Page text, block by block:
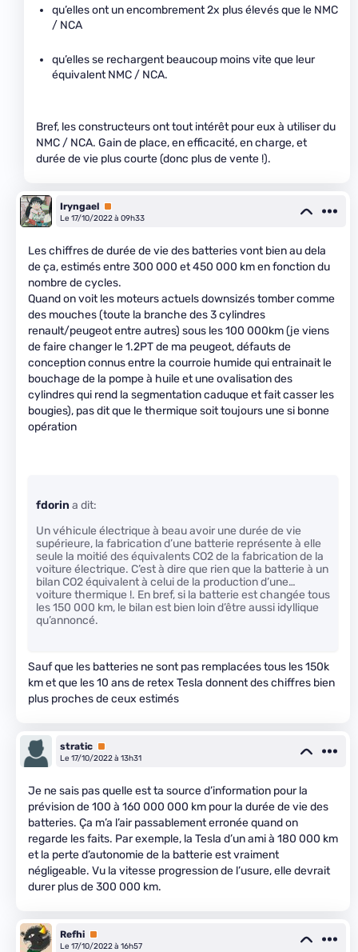
qu’elles ont un encombrement 2x plus élevés que le NMC
/ NCA
qu’elles se rechargent beaucoup moins vite que leur
équivalent NMC / NCA.
Bref, les constructeurs ont tout intérêt pour eux à utiliser du
NMC / NCA. Gain de place, en efficacité, en charge, et
durée de vie plus courte (donc plus de vente !).
Iryngael Premium
Le 17/10/2022 à 09h33
Les chiffres de durée de vie des batteries vont bien au dela
de ça, estimés entre 300 000 et 450 000 km en fonction du
nombre de cycles.
Quand on voit les moteurs actuels downsizés tomber comme
des mouches (toute la branche des 3 cylindres
renault/peugeot entre autres) sous les 100 000km (je viens
de faire changer le 1.2PT de ma peugeot, défauts de
conception connus entre la courroie humide qui entrainait le
bouchage de la pompe à huile et une ovalisation des
cylindres qui rend la segmentation caduque et fait casser les
bougies), pas dit que le thermique soit toujours une si bonne
opération
fdorin a dit:
Un véhicule électrique à beau avoir une durée de vie
supérieure, la fabrication d’une batterie représente à elle
seule la moitié des équivalents CO2 de la fabrication de la
voiture électrique. C’est à dire que rien que la batterie à un
bilan CO2 équivalent à celui de la production d’une…
voiture thermique !. En bref, si la batterie est changée tous
les 150 000 km, le bilan est bien loin d’être aussi idyllique
qu’annoncé.
Sauf que les batteries ne sont pas remplacées tous les 150k
km et que les 10 ans de retex Tesla donnent des chiffres bien
plus proches de ceux estimés
stratic Premium
Le 17/10/2022 à 13h31
Je ne sais pas quelle est ta source d’information pour la
prévision de 100 à 160 000 000 km pour la durée de vie des
batteries. Ça m’a l’air passablement erronée quand on
regarde les faits. Par exemple, la Tesla d’un ami à 180 000 km
et la perte d’autonomie de la batterie est vraiment
négligeable. Vu la vitesse progression de l’usure, elle devrait
durer plus de 300 000 km.
Refhi Premium
Le 17/10/2022 à 16h57